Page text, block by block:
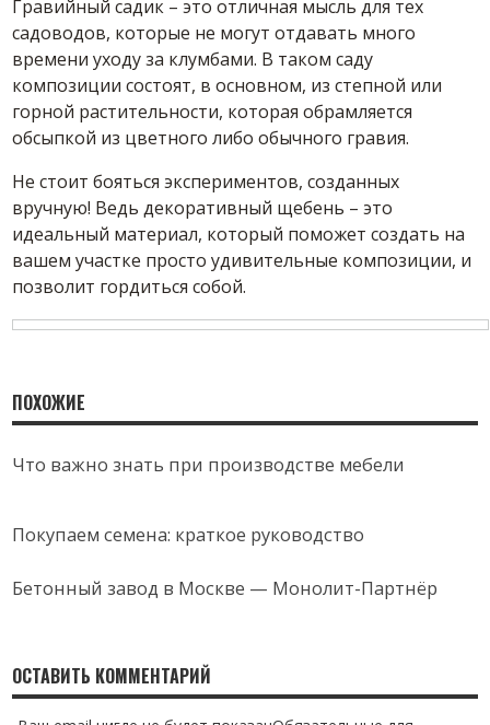
Гравийный садик – это отличная мысль для тех
садоводов, которые не могут отдавать много
времени уходу за клумбами. В таком саду
композиции состоят, в основном, из степной или
горной растительности, которая обрамляется
обсыпкой из цветного либо обычного гравия.
Не стоит бояться экспериментов, созданных
вручную! Ведь декоративный щебень – это
идеальный материал, который поможет создать на
вашем участке просто удивительные композиции, и
позволит гордиться собой.
ПОХОЖИЕ
Что важно знать при производстве мебели
Покупаем семена: краткое руководство
Бетонный завод в Москве — Монолит-Партнёр
ОСТАВИТЬ КОММЕНТАРИЙ